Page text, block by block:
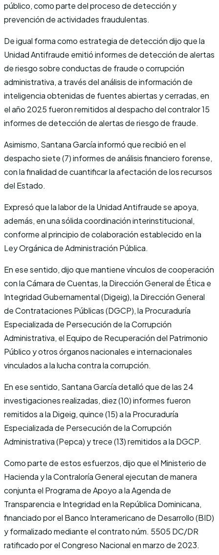
público, como parte del proceso de detección y
prevención de actividades fraudulentas.
De igual forma como estrategia de detección dijo que la
Unidad Antifraude emitió informes de detección de alertas
de riesgo sobre conductas de fraude o corrupción
administrativa, a través del análisis de información de
inteligencia obtenidas de fuentes abiertas y cerradas, en
el año 2025 fueron remitidos al despacho del contralor 15
informes de detección de alertas de riesgo de fraude.
Asimismo, Santana García informó que recibió en el
despacho siete (7) informes de análisis financiero forense,
con la finalidad de cuantificar la afectación de los recursos
del Estado.
Expresó que la labor de la Unidad Antifraude se apoya,
además, en una sólida coordinación interinstitucional,
conforme al principio de colaboración establecido en la
Ley Orgánica de Administración Pública.
En ese sentido, dijo que mantiene vínculos de cooperación
con la Cámara de Cuentas, la Dirección General de Ética e
Integridad Gubernamental (Digeig), la Dirección General
de Contrataciones Públicas (DGCP), la Procuraduría
Especializada de Persecución de la Corrupción
Administrativa, el Equipo de Recuperación del Patrimonio
Público y otros órganos nacionales e internacionales
vinculados a la lucha contra la corrupción.
En ese sentido, Santana García detalló que de las 24
investigaciones realizadas, diez (10) informes fueron
remitidos a la Digeig, quince (15) a la Procuraduría
Especializada de Persecución de la Corrupción
Administrativa (Pepca) y trece (13) remitidos a la DGCP.
Como parte de estos esfuerzos, dijo que el Ministerio de
Hacienda y la Contraloría General ejecutan de manera
conjunta el Programa de Apoyo a la Agenda de
Transparencia e Integridad en la República Dominicana,
financiado por el Banco Interamericano de Desarrollo (BID)
y formalizado mediante el contrato núm. 5505 DC/DR
ratificado por el Congreso Nacional en marzo de 2023.